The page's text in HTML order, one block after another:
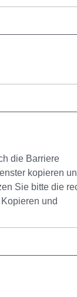
die Barriere
kopieren
Sie bitte die
und